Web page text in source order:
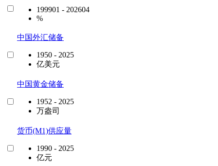
199901 - 202604
%
中国外汇储备
1950 - 2025
亿美元
中国黄金储备
1952 - 2025
万盎司
货币(M1)供应量
1990 - 2025
亿元